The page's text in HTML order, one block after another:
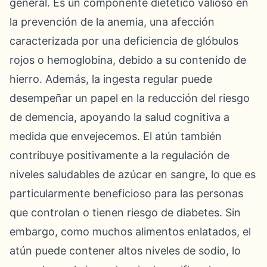
general. Es un componente dietético valioso en
la prevención de la anemia, una afección
caracterizada por una deficiencia de glóbulos
rojos o hemoglobina, debido a su contenido de
hierro. Además, la ingesta regular puede
desempeñar un papel en la reducción del riesgo
de demencia, apoyando la salud cognitiva a
medida que envejecemos. El atún también
contribuye positivamente a la regulación de
niveles saludables de azúcar en sangre, lo que es
particularmente beneficioso para las personas
que controlan o tienen riesgo de diabetes. Sin
embargo, como muchos alimentos enlatados, el
atún puede contener altos niveles de sodio, lo